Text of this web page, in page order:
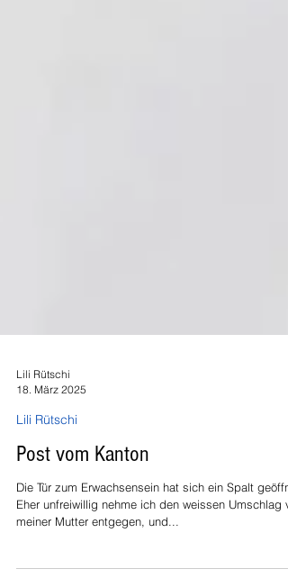
Lili Rütschi
18. März 2025
Lili Rütschi
Post vom Kanton
Die Tür zum Erwachsensein hat sich ein Spalt